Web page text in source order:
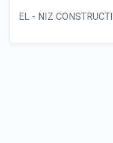
EL - NIZ